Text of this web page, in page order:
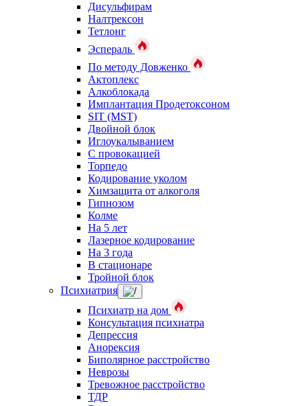
Дисульфирам
Налтрексон
Тетлонг
Эспераль
По методу Довженко
Актоплекс
Алкоблокада
Имплантация Продетоксоном
SIT (MST)
Двойной блок
Иглоукалыванием
С провокацией
Торпедо
Кодирование уколом
Химзащита от алкоголя
Гипнозом
Колме
На 5 лет
Лазерное кодирование
На 3 года
В стационаре
Тройной блок
Психиатрия
Психиатр на дом
Консультация психиатра
Депрессия
Анорексия
Биполярное расстройство
Неврозы
Тревожное расстройство
ТДР